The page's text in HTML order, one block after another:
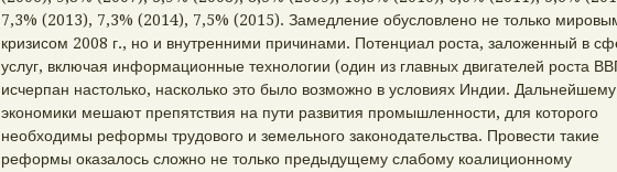
7,3% (2013), 7,3% (2014), 7,5% (2015). Замедление обусловлено не только
кризисом 2008 г., но и внутренними причинами. Потенциал роста, заложенный в
услуг, включая информационные технологии (один из главных двигателей роста
исчерпан настолько, насколько это было возможно в условиях Индии. Дальнейшему
экономики мешают препятствия на пути развития промышленности, для которого
необходимы реформы трудового и земельного законодательства. Провести такие
реформы оказалось сложно не только предыдущему слабому коалиционному